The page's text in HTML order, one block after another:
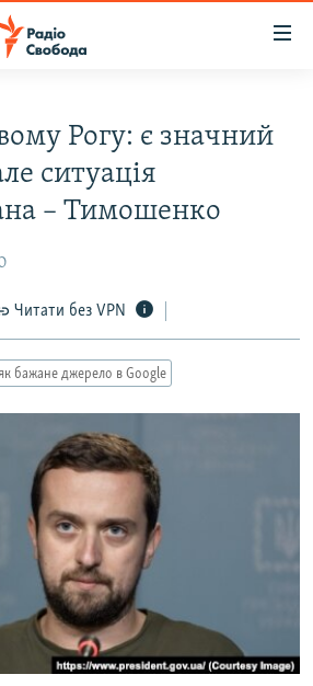
Рогу: є значний
ситуація
– Тимошенко
Читати без VPN
бажане джерело в Google